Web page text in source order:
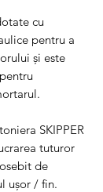
cu
pentru a
și este
SKIPPER
tuturor
de
ușor / fin.